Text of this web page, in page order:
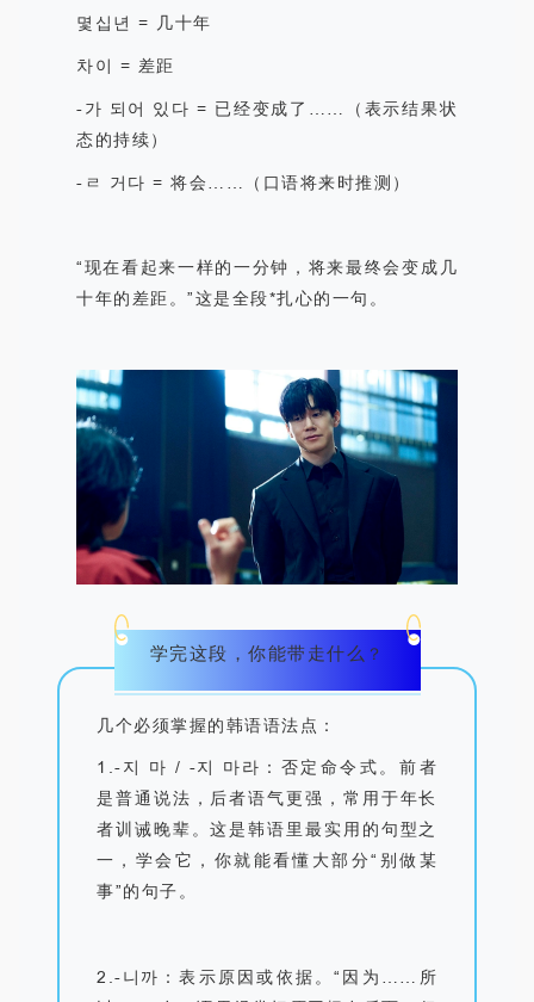
몇십년 = 几十年
차이 = 差距
-가 되어 있다 = 已经变成了 ……
（表示结果状
态的持续）
- ㄹ 거다 = 将会…… （口语将来时推测）
“现在看起来一样的一分钟，将来最终会变成几
十年的差距。 ”这是全段*扎心的一句。
学完这段，你能带走什么 ？
几个必须掌握的韩语语法点：
1.-지 마 / -지 마라：否定命令式。前者
是普通说法，后者语气更强，常用于年长
者训诫晚辈。这是韩语里最实用的句型之
一，学会它，你就能看懂大部分“ 别做某
事”的句子。
2.-니까：表示原因或依据。“ 因为 …… 所